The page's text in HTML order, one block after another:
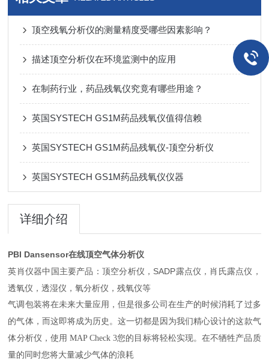
顶空残氧分析仪的测量精度受哪些因素影响？
描述顶空分析仪在环境监测中的应用
在制药行业，药品残氧仪究竟有哪些用途？
英国SYSTECH GS1M药品残氧仪值得信赖
英国SYSTECH GS1M药品残氧仪-顶空分析仪
英国SYSTECH GS1M药品残氧仪仪器
详细介绍
PBI Dansensor在线顶空气体分析仪
英肖仪器中国主要产品：顶空分析仪，SADP露点仪，肖氏露点仪，
透氧仪，透湿仪，氧分析仪，残氧仪等
气调包装将在未来大量应用，但是很多公司在生产的时候消耗了过多
的气体，而这即将成为历史。这一切都是因为我们精心设计的这款气
体分析仪，使用 MAP Check 3您的目标将轻松实现。在不牺牲产品质
量的同时您将大量减少气体的浪耗